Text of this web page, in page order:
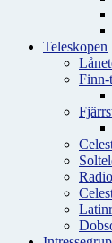
Teleskopen
Finn-